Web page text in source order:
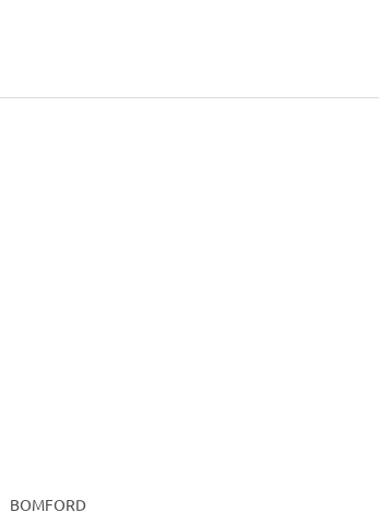
BOMFORD